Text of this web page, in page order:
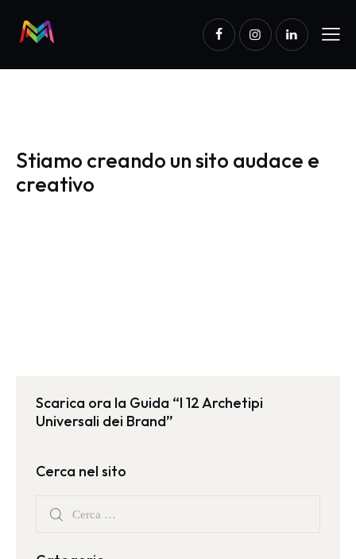
Stiamo creando un sito audace e
creativo
Scarica ora la Guida “I 12 Archetipi
Universali dei Brand”
Cerca nel sito